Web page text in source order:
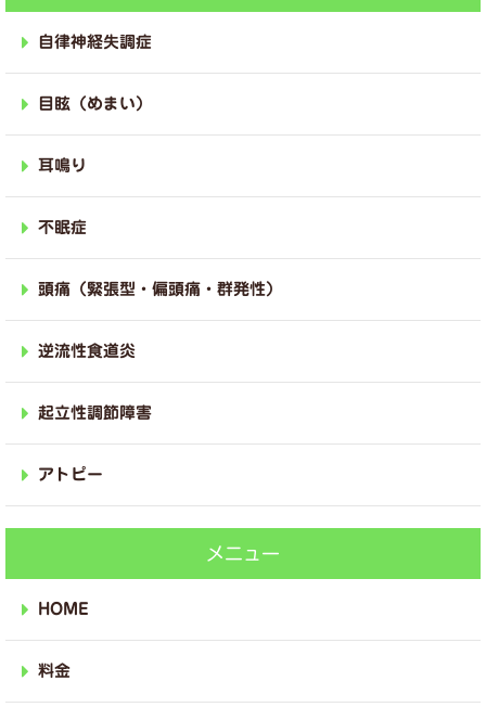
自律神経失調症
目眩（めまい）
耳鳴り
不眠症
頭痛（緊張型・偏頭痛・群発性）
逆流性食道炎
起立性調節障害
アトピー
メニュー
HOME
料金